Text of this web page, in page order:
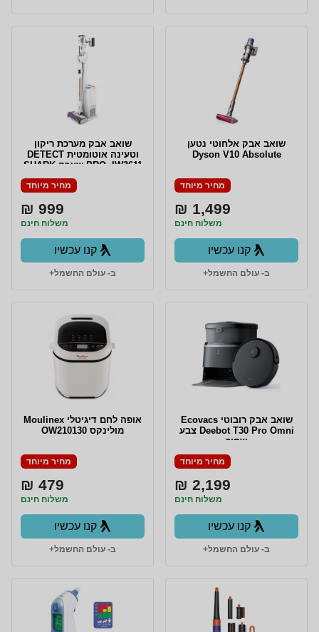
שואב אבק אלחוטי נטען
Dyson V10 Absolute
מחיר מיוחד
1,499 ₪
משלוח חינם
קנו עכשיו
ב- עולם החשמל+
שואב אבק מערכת ריקון
וטעינה אוטומטית DETECT
PRO -IW3611 שארק SHARK
מחיר מיוחד
999 ₪
משלוח חינם
קנו עכשיו
ב- עולם החשמל+
שואב אבק רובוטי Ecovacs
Deebot T30 Pro Omni צבע
שחור
מחיר מיוחד
2,199 ₪
משלוח חינם
קנו עכשיו
ב- עולם החשמל+
אופה לחם דיגיטלי Moulinex
מולינקס OW210130
מחיר מיוחד
479 ₪
משלוח חינם
קנו עכשיו
ב- עולם החשמל+